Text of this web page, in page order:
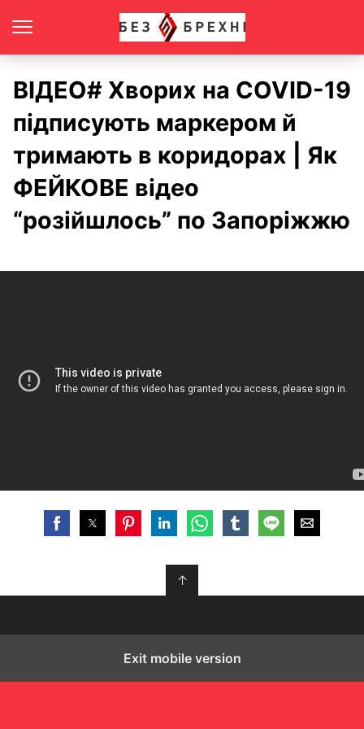
ВІДЕО# Хворих на COVID-19
підписують маркером й
тримають в коридорах | Як
ФЕЙКОВЕ відео
“розійшлось” по Запоріжжю
↑
Exit mobile version